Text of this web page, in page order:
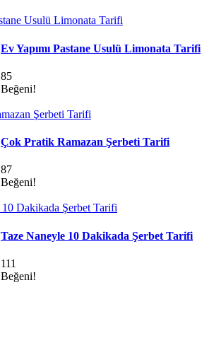
Ev Yapımı Pastane Usulü Limonata Tarifi
85
Beğeni!
Çok Pratik Ramazan Şerbeti Tarifi
87
Beğeni!
Taze Naneyle 10 Dakikada Şerbet Tarifi
111
Beğeni!